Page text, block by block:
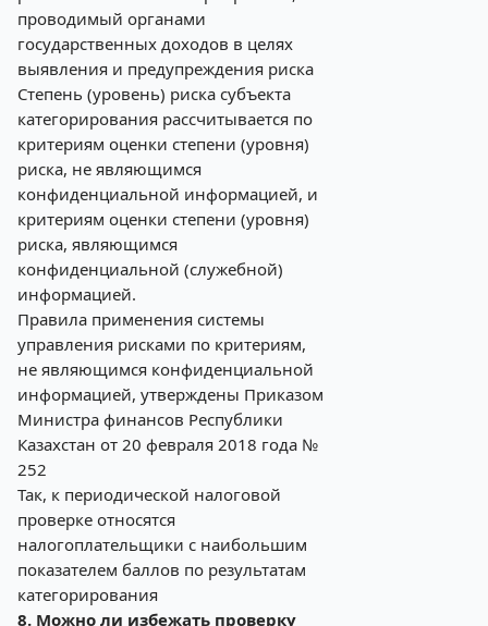
проводимый органами
государственных доходов в целях
выявления и предупреждения риска
Степень (уровень) риска субъекта
категорирования рассчитывается по
критериям оценки степени (уровня)
риска, не являющимся
конфиденциальной информацией, и
критериям оценки степени (уровня)
риска, являющимся
конфиденциальной (служебной)
информацией.
Правила применения системы
управления рисками по критериям,
не являющимся конфиденциальной
информацией, утверждены Приказом
Министра финансов Республики
Казахстан от 20 февраля 2018 года №
252
Так, к периодической налоговой
проверке относятся
налогоплательщики с наибольшим
показателем баллов по результатам
категорирования
8. Можно ли избежать проверку